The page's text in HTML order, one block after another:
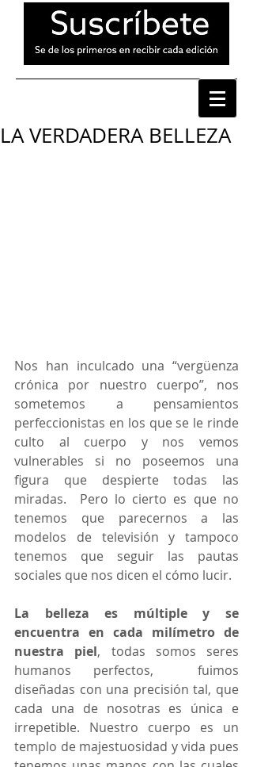
LA VERDADERA BELLEZA
Nos han inculcado una “vergüenza
crónica por nuestro cuerpo”, nos
sometemos a pensamientos
perfeccionistas en los que se le rinde
culto al cuerpo y nos vemos
vulnerables si no poseemos una
figura que despierte todas las
miradas.  Pero lo cierto es que no
tenemos que parecernos a las
modelos de televisión y tampoco
tenemos que seguir las pautas
sociales que nos dicen el cómo lucir.
La belleza es múltiple y se
encuentra en cada milímetro de
nuestra piel, todas somos seres
humanos perfectos,  fuimos
diseñadas con una precisión tal, que
cada una de nosotras es única e
irrepetible. Nuestro cuerpo es un
templo de majestuosidad y vida pues